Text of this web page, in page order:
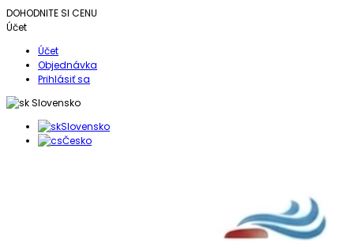
DOHODNITE SI CENU
Účet
Účet
Objednávka
Prihlásiť sa
Slovensko
Slovensko
Česko